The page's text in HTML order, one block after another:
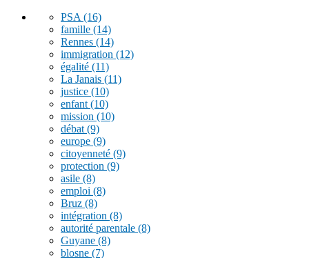
PSA (16)
famille (14)
Rennes (14)
immigration (12)
égalité (11)
La Janais (11)
justice (10)
enfant (10)
mission (10)
débat (9)
europe (9)
citoyenneté (9)
protection (9)
asile (8)
emploi (8)
Bruz (8)
intégration (8)
autorité parentale (8)
Guyane (8)
blosne (7)